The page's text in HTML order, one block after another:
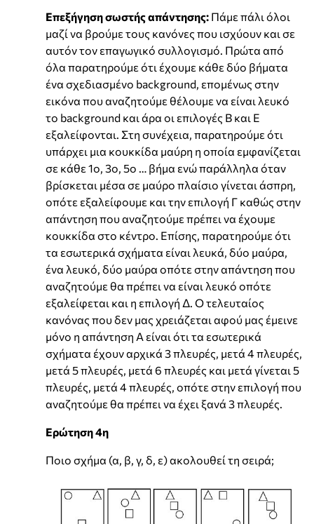
Επεξήγηση σωστής απάντησης: Πάμε πάλι όλοι
μαζί να βρούμε τους κανόνες που ισχύουν και σε
αυτόν τον επαγωγικό συλλογισμό. Πρώτα από
όλα παρατηρούμε ότι έχουμε κάθε δύο βήματα
ένα σχεδιασμένο background, επομένως στην
εικόνα που αναζητούμε θέλουμε να είναι λευκό
το background και άρα οι επιλογές Β και Ε
εξαλείφονται. Στη συνέχεια, παρατηρούμε ότι
υπάρχει μια κουκκίδα μαύρη η οποία εμφανίζεται
σε κάθε 1ο, 3ο, 5ο … βήμα ενώ παράλληλα όταν
βρίσκεται μέσα σε μαύρο πλαίσιο γίνεται άσπρη,
οπότε εξαλείφουμε και την επιλογή Γ καθώς στην
απάντηση που αναζητούμε πρέπει να έχουμε
κουκκίδα στο κέντρο. Επίσης, παρατηρούμε ότι
τα εσωτερικά σχήματα είναι λευκά, δύο μαύρα,
ένα λευκό, δύο μαύρα οπότε στην απάντηση που
αναζητούμε θα πρέπει να είναι λευκό οπότε
εξαλείφεται και η επιλογή Δ. Ο τελευταίος
κανόνας που δεν μας χρειάζεται αφού μας έμεινε
μόνο η απάντηση Α είναι ότι τα εσωτερικά
σχήματα έχουν αρχικά 3 πλευρές, μετά 4 πλευρές,
μετά 5 πλευρές, μετά 6 πλευρές και μετά γίνεται 5
πλευρές, μετά 4 πλευρές, οπότε στην επιλογή που
αναζητούμε θα πρέπει να έχει ξανά 3 πλευρές.
Ερώτηση 4η
Ποιο σχήμα (α, β, γ, δ, ε) ακολουθεί τη σειρά;